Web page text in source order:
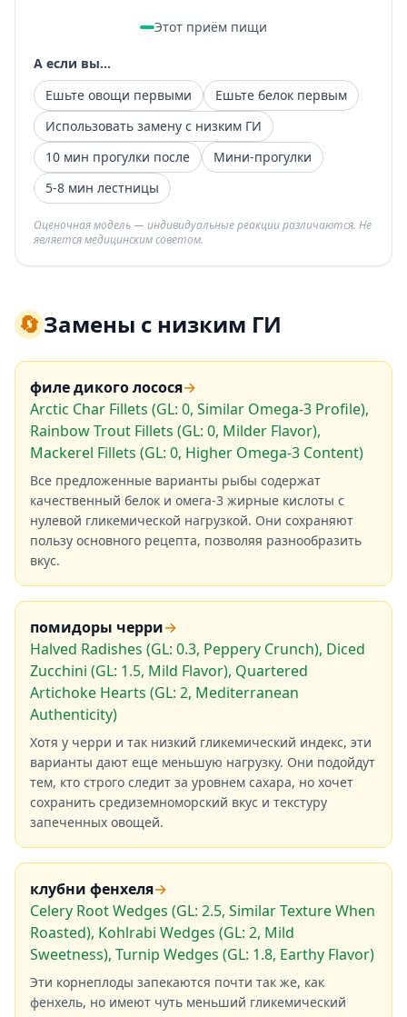
Этот приём пищи
А если вы...
Ешьте овощи первыми
Ешьте белок первым
Использовать замену с низким ГИ
10 мин прогулки после
Мини-прогулки
5-8 мин лестницы
Оценочная модель — индивидуальные реакции различаются. Не
является медицинским советом.
🔄Замены с низким ГИ
филе дикого лосося→
Arctic Char Fillets (GL: 0, Similar Omega-3 Profile),
Rainbow Trout Fillets (GL: 0, Milder Flavor),
Mackerel Fillets (GL: 0, Higher Omega-3 Content)
Все предложенные варианты рыбы содержат
качественный белок и омега-3 жирные кислоты с
нулевой гликемической нагрузкой. Они сохраняют
пользу основного рецепта, позволяя разнообразить
вкус.
помидоры черри→
Halved Radishes (GL: 0.3, Peppery Crunch), Diced
Zucchini (GL: 1.5, Mild Flavor), Quartered
Artichoke Hearts (GL: 2, Mediterranean
Authenticity)
Хотя у черри и так низкий гликемический индекс, эти
варианты дают еще меньшую нагрузку. Они подойдут
тем, кто строго следит за уровнем сахара, но хочет
сохранить средиземноморский вкус и текстуру
запеченных овощей.
клубни фенхеля→
Celery Root Wedges (GL: 2.5, Similar Texture When
Roasted), Kohlrabi Wedges (GL: 2, Mild
Sweetness), Turnip Wedges (GL: 1.8, Earthy Flavor)
Эти корнеплоды запекаются почти так же, как
фенхель, но имеют чуть меньший гликемический